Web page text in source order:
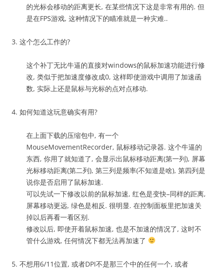
的光标会移动的距离更长, 在某些情况下这是非常有用的. 但
是在FPS游戏, 这种情况下的瞄准就是一种灾难..
3. 这个怎么工作的?
这个补丁无比牛逼的直接对windows的鼠标加速功能进行修
改, 类似于把加速度修改成0, 这样即使游戏中调用了加速函
数, 实际上还是鼠标与光标的点对点移动.
4. 如何知道这玩意确实有用?
在上面下载的压缩包中, 有一个
MouseMovementRecorder, 鼠标移动记录器. 这个牛逼的
东西, 你用了就知道了, 会显示出鼠标移动距离(第一列), 屏幕
光标移动距离(第二列), 第三列是频率(不知道是啥), 第四列是
说你是否启用了鼠标加速.
可以先试一下修改以前的鼠标加速, 红色是变快–同样的距离,
屏幕移动更远, 绿色是相反. 很明显. 在控制面板里把加速关
掉以后再看一看区别.
修改以后, 即使开着鼠标加速, 也是不加速的情况了, 这时不
管什么游戏, 任何情况下都无法再加速了
5. 不想用6/11位置, 或者DPI不是那三个中的任何一个, 或者